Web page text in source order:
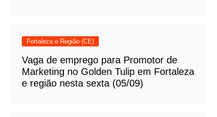
Fortaleza e Região (CE)
Vaga de emprego para Promotor de
Marketing no Golden Tulip em Fortaleza
e região nesta sexta (05/09)